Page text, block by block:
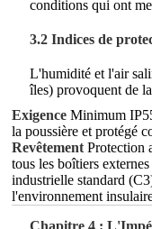
conditions qui ont
3.2 Indices de
L'humidité et l'air
îles) provoquent de
Exigence Minimum
la poussière et protégé
Revêtement Protection
tous les boîtiers
industrielle standard
l'environnement
Chapitre 4 :